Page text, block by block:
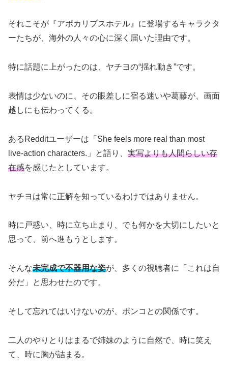
それこそが『アポカリプスホテル』に登場するキャラクタ
ーたちが、海外の人々の心に深く届いた理由です。
特に話題に上がったのは、ヤチヨの“揺れ動き”です。
表情は少ないのに、その眼差しに宿る迷いや葛藤が、画面
越しにも伝わってくる。
あるRedditユーザーは「She feels more real than most
live-action characters.」と語り、 実写よりも人間らしい存
在感を感じたとしています。
ヤチヨは常に正解を知っているわけではありません。
時に戸惑い、時に立ち止まり、でも何かを大切にしたいと
思って、前へ進もうとします。
そんな未完成で不器用な姿が、多くの視聴者に「これは自
分だ」と思わせたのです。
そして忘れてはいけないのが、ポンコとの関係です。
二人のやりとりはまるで姉妹のように自然で、時に笑え
て、時に胸が詰まる。